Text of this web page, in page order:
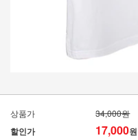
상품가 34,000원
할인가 17,000원